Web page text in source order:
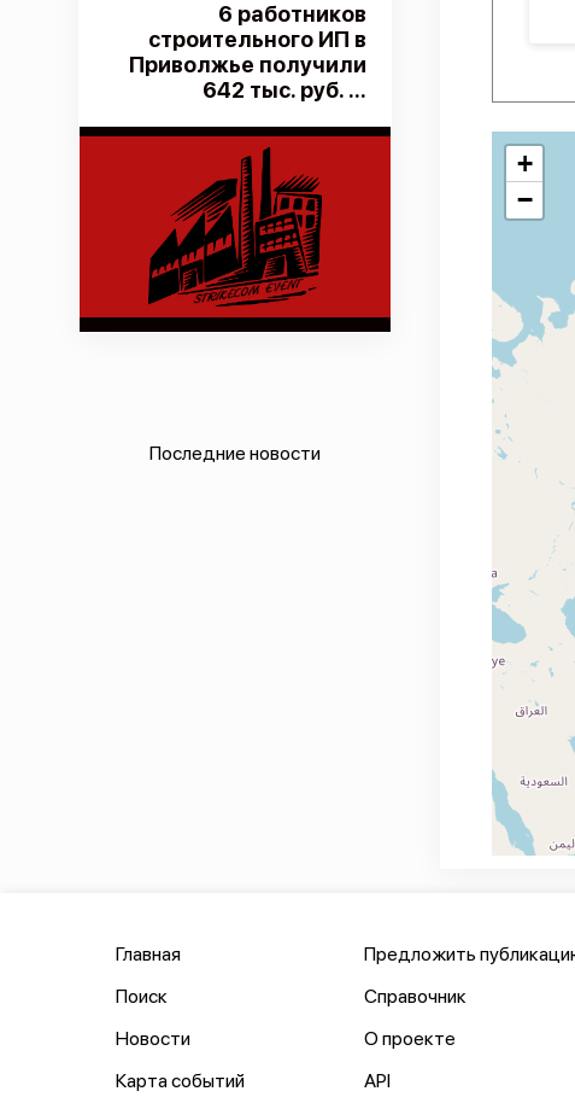
6 работников
строительного ИП в
Приволжье получили
642 тыс. руб. ...
Последние новости
+
−
Главная
Поиск
Новости
Карта событий
Предложить
Справочник
О проекте
API